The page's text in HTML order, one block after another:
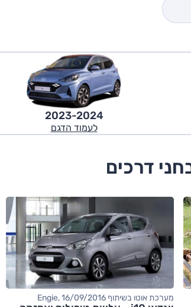
2023-2024
לעמוד הדגם
מערכת אוטו בשיתוף Engie, 16/09/2016